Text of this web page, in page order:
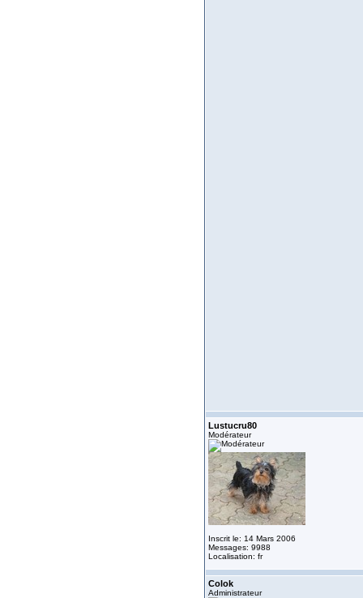
Lustucru80
Modérateur
Inscrit le: 14 Mars 2006
Messages: 9988
Localisation: fr
Colok
Administrateur